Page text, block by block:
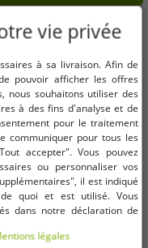
vie privée
à sa livraison. Afin de
pouvoir afficher les offres
nous souhaitons utiliser des
à des fins d'analyse et de
pour le traitement
communiquer pour tous les
accepter". Vous pouvez
ou personnaliser vos
il est indiqué
quoi et est utilisé. Vous
dans notre déclaration de
se trouvent dans les
légales